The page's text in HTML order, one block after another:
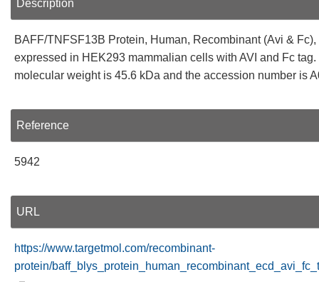
Description
BAFF/TNFSF13B Protein, Human, Recombinant (Avi &
expressed in HEK293 mammalian cells with AVI and Fc
molecular weight is 45.6 kDa and the accession number is
Reference
5942
URL
https://www.targetmol.com/recombinant-
protein/